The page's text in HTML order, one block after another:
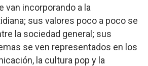
van incorporando a la
sus valores poco a poco se
la sociedad general; sus
se ven representados en los
la cultura pop y la